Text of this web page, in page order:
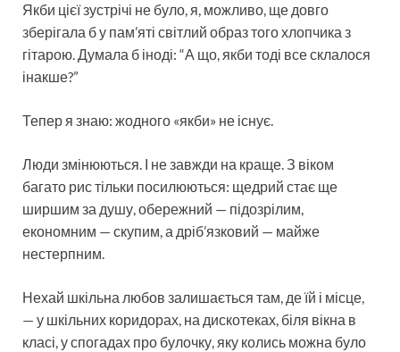
Якби цієї зустрічі не було, я, можливо, ще довго
зберігала б у пам’яті світлий образ того хлопчика з
гітарою. Думала б іноді: “А що, якби тоді все склалося
інакше?”
Тепер я знаю: жодного «якби» не існує.
Люди змінюються. І не завжди на краще. З віком
багато рис тільки посилюються: щедрий стає ще
ширшим за душу, обережний — підозрілим,
економним — скупим, а дріб’язковий — майже
нестерпним.
Нехай шкільна любов залишається там, де їй і місце,
— у шкільних коридорах, на дискотеках, біля вікна в
класі, у спогадах про булочку, яку колись можна було